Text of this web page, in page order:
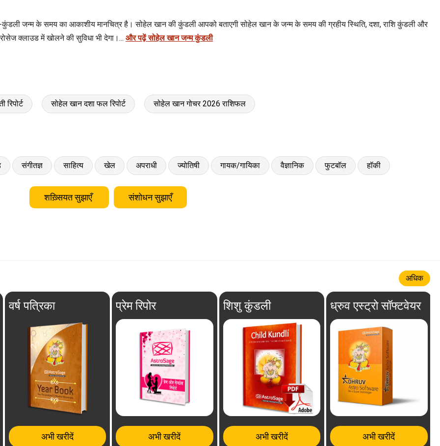
जन्म के समय का आकाशीय मानचित्र है। सोहेल खान की कुंडली आपको बताएगी सोहेल खान के जन्म के समय की ग्रहीय स्थिति, दशा, राशि कुंडली और
क्लाउड में खोलने की सुविधा भी देगा।... और पढ़ें सोहेल खान जन्म कुंडली
सोहेल खान दशा फल रिपोर्ट सोहेल खान गोचर 2026 राशिफल
संगीतज्ञ साहित्य खेल अपराधी ज्योतिषी गायक/गायिका वैज्ञानिक फुटबॉल हॉकी
शख़्सियत सुझाएँ संशोधन सुझाएँ
अधिक
वर्ष पत्रिका
अभी खरीदें
प्रेम रिपोर
अभी खरीदें
शिशु कुंडली
अभी खरीदें
ध्रुव एस्ट्रो सॉफ्टवेयर
अभी खरीदें